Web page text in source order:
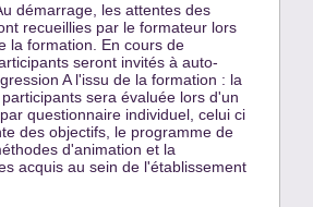
démarrage, les attentes des
recueillies par le formateur lors
la formation. En cours de
seront invités à auto-
A l'issu de la formation : la
sera évaluée lors d'un
questionnaire individuel, celui ci
des objectifs, le programme de
d'animation et la
acquis au sein de l'établissement